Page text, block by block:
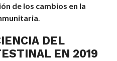
de los cambios en la
DEL
EN 2019